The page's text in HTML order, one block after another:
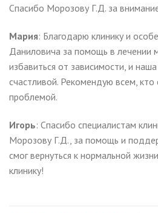
Спасибо Морозову Г.Д. за
Мария: Благодарю клинику и
Даниловича за помощь в лечении
избавиться от зависимости, и
счастливой. Рекомендую всем, кто
проблемой.
Игорь: Спасибо специалистам
Морозову Г.Д., за помощь и
смог вернуться к нормальной
клинику!